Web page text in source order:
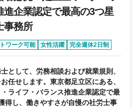
進企業認定で最高の3つ星
事務所
ワーク可能 女性活躍
完全週休2日制
として、労務相談および就業規則、
任せします。東京都足立区にある、
ライフ・バランス推進企業認定で最
得し、働きやすさが自慢の社労士事